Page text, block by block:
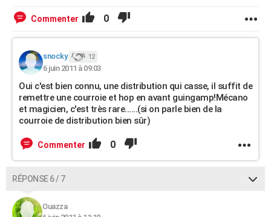
Commenter 0
snocky 12
6 juin 2011 à 09:03
Oui c'est bien connu, une distribution qui casse, il suffit de
remettre une courroie et hop en avant guingamp!Mécano
et magicien, c'est très rare......(si on parle bien de la
courroie de distribution bien sûr)
Commenter 0
RÉPONSE 6 / 7
Ouazza